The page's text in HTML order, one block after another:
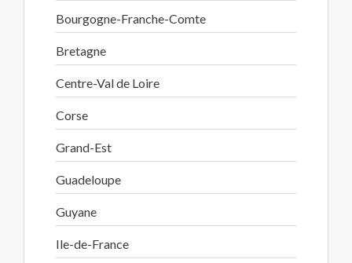
Bourgogne-Franche-Comte
Bretagne
Centre-Val de Loire
Corse
Grand-Est
Guadeloupe
Guyane
Ile-de-France